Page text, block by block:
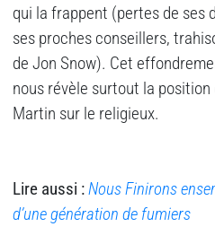
qui la frappent (pertes de ses
ses proches conseillers,
de Jon Snow). Cet
nous révèle surtout la position
Martin sur le religieux.
Lire aussi :Nous Finirons
d’une génération de fumiers